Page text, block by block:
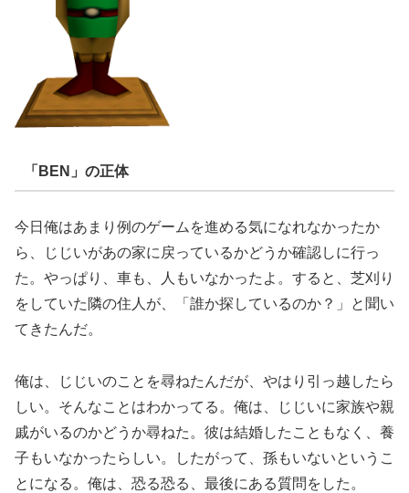
「BEN」の正体
今日俺はあまり例のゲームを進める気になれなかったか
ら、じじいがあの家に戻っているかどうか確認しに行っ
た。やっぱり、車も、人もいなかったよ。すると、芝刈り
をしていた隣の住人が、「誰か探しているのか？」と聞い
てきたんだ。
俺は、じじいのことを尋ねたんだが、やはり引っ越したら
しい。そんなことはわかってる。俺は、じじいに家族や親
戚がいるのかどうか尋ねた。彼は結婚したこともなく、養
子もいなかったらしい。したがって、孫もいないというこ
とになる。俺は、恐る恐る、最後にある質問をした。